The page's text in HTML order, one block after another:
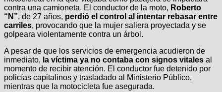
contra una camioneta. El conductor de la moto, Roberto
“N”, de 27 años, perdió el control al intentar rebasar entre
carriles, provocando que la mujer saliera proyectada y se
golpeara violentamente contra un árbol.
A pesar de que los servicios de emergencia acudieron de
inmediato, la víctima ya no contaba con signos vitales al
momento de recibir atención. El conductor fue detenido por
policías capitalinos y trasladado al Ministerio Público,
mientras que la motocicleta fue asegurada.